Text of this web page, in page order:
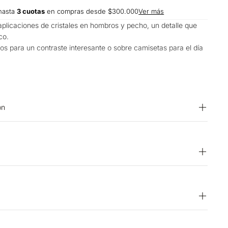
3 cuotas en compras desde $300.000Ver más
de cristales en hombros y pecho, un detalle que
para un contraste interesante o sobre camisetas para el día
o cuando quieres un toque más llamativo.
en máquina. SECADO: Secado extendido por